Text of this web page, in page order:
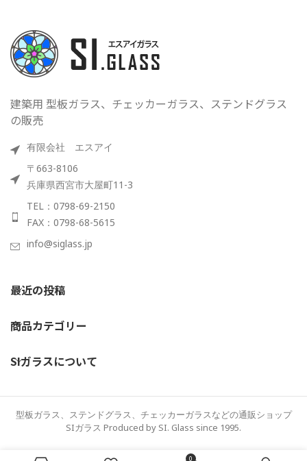
建築用 型板ガラス、チェッカーガラス、ステンドグラス
の販売
有限会社 エスアイ
〒663-8106
兵庫県西宮市大屋町11-3
TEL：0798-69-2150
FAX：0798-68-5615
info@siglass.jp
最近の投稿
商品カテゴリー
SIガラスについて
型板ガラス、ステンドグラス、チェッカーガラスなどの通販ショップ
SIガラス Produced by SI. Glass since 1995.
0